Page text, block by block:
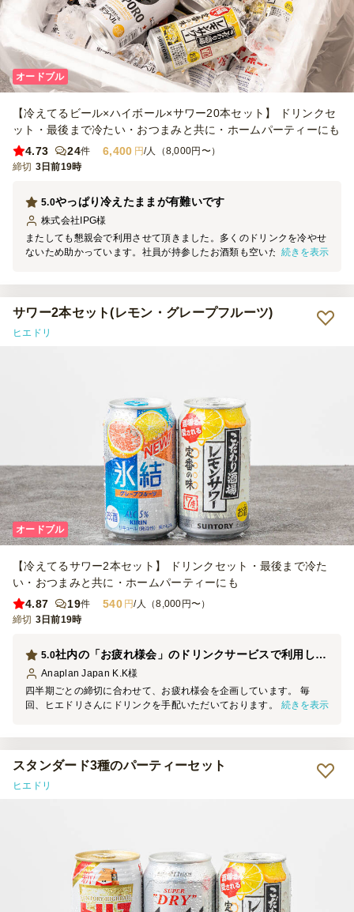
オードブル
【冷えてるビール×ハイボール×サワー20本セット】 ドリンクセ
ット・最後まで冷たい・おつまみと共に・ホームパーティーにも
4.73
24件 6,400 円/人（8,000円〜）
締切 3日前19時
やっぱり冷えたままが有難いです
5.0
株式会社IPG様
またしても懇親会で利用させて頂きました。多くのドリンクを冷やせ
ないため助かっています。社員が持参したお酒類も空いたスペースに
続きを表示
サワー2本セット(レモン・グレープフルーツ)
ヒエドリ
オードブル
【冷えてるサワー2本セット】 ドリンクセット・最後まで冷た
い・おつまみと共に・ホームパーティーにも
4.87
19件 540 円/人（8,000円〜）
締切 3日前19時
社内の「お疲れ様会」のドリンクサービスで利用しました
5.0
Anaplan Japan K.K様
四半期ごとの締切に合わせて、お疲れ様会を企画しています。 毎
回、ヒエドリさんにドリンクを手配いただいております。 当日は指
加者からも毎回大変好評です。 クラフトビールや缶ワインの種類も
豊富で、どれを選ぶかも毎回楽しみのひとつになっています。 いつ
も素晴らしいご対応をありがとうございます。 また次回もどうぞよ
ろしくお願いいたします。
続きを表示
スタンダード3種のパーティーセット
ヒエドリ